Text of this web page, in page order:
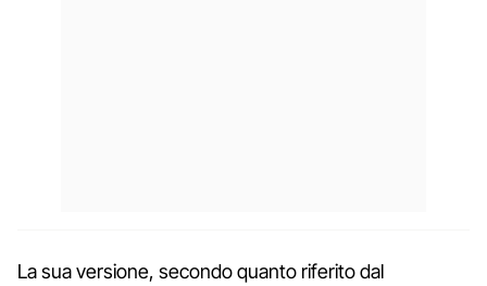
La sua versione, secondo quanto riferito dal